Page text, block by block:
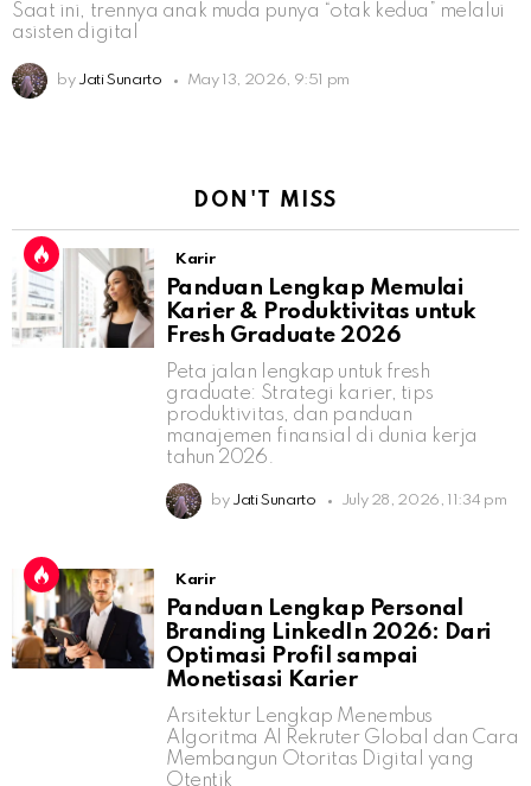
Saat ini, trennya anak muda punya “otak kedua” melalui
asisten digital
by Jati Sunarto May 13, 2026, 9:51 pm
DON'T MISS
Karir
Panduan Lengkap Memulai
Karier & Produktivitas untuk
Fresh Graduate 2026
Peta jalan lengkap untuk fresh
graduate: Strategi karier, tips
produktivitas, dan panduan
manajemen finansial di dunia kerja
tahun 2026.
by Jati Sunarto July 28, 2026, 11:34 pm
Karir
Panduan Lengkap Personal
Branding LinkedIn 2026: Dari
Optimasi Profil sampai
Monetisasi Karier
Arsitektur Lengkap Menembus
Algoritma AI Rekruter Global dan Cara
Membangun Otoritas Digital yang
Otentik